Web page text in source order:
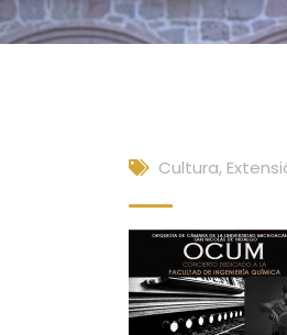
Cultura,